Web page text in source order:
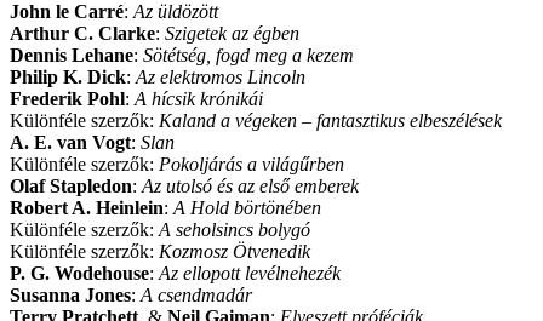
John le Carré: Az üldözött
Arthur C. Clarke: Szigetek az égben
Dennis Lehane: Sötétség, fogd meg a kezem
Philip K. Dick: Az elektromos Lincoln
Frederik Pohl: A hícsik krónikái
Különféle szerzők: Kaland a végeken – fantasztikus elbeszélések
A. E. van Vogt: Slan
Különféle szerzők: Pokoljárás a világűrben
Olaf Stapledon: Az utolsó és az első emberek
Robert A. Heinlein: A Hold börtönében
Különféle szerzők: A seholsincs bolygó
Különféle szerzők: Kozmosz Ötvenedik
P. G. Wodehouse: Az ellopott levélnehezék
Susanna Jones: A csendmadár
Terry Pratchett & Neil Gaiman: Elveszett próféciák